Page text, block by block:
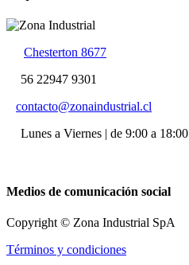
Chesterton 8677
56 22947 9301
contacto@zonaindustrial.cl
Lunes a Viernes | de 9:00 a 18:00
Medios de comunicación social
Copyright © Zona Industrial SpA
Términos y condiciones